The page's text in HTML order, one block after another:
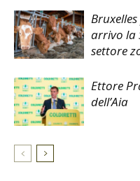
arrivo la
settore
Ettore
dell’Aia